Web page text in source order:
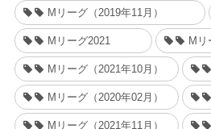
Mリーグ（2019年11月）
Mリーグ2021 Mリ
Mリーグ（2021年10月）
Mリーグ（2020年02月）
Mリーグ（2021年11月）